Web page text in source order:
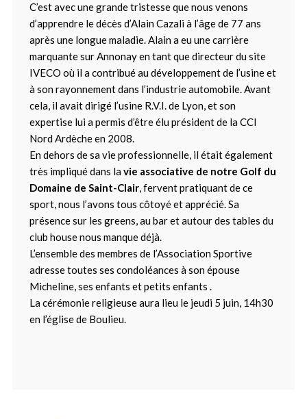
C’est avec une grande tristesse que nous venons
d’apprendre le décès d’Alain Cazali à l’âge de 77 ans
après une longue maladie. Alain a eu une carrière
marquante sur Annonay en tant que directeur du site
IVECO où il a contribué au développement de l’usine et
à son rayonnement dans l’industrie automobile. Avant
cela, il avait dirigé l’usine R.V.I. de Lyon, et son
expertise lui a permis d’être élu président de la CCI
Nord Ardèche en 2008.
En dehors de sa vie professionnelle, il était également
très impliqué dans lavie associative de notre Golf du
Domaine de Saint-Clair, fervent pratiquant de ce
sport, nous l’avons tous côtoyé et apprécié. Sa
présence sur les greens, au bar et autour des tables du
club house nous manque déjà.
L’ensemble des membres de l’Association Sportive
adresse toutes ses condoléances à son épouse
Micheline, ses enfants et petits enfants .
La cérémonie religieuse aura lieu le jeudi 5 juin, 14h30
en l’église de Boulieu.